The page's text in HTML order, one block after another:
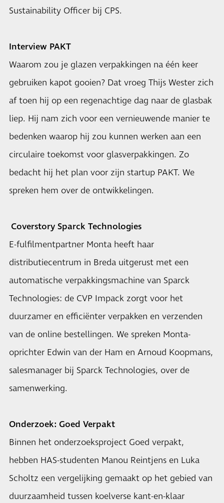
Sustainability Officer bij CPS.
Interview PAKT
Waarom zou je glazen verpakkingen na één keer
gebruiken kapot gooien? Dat vroeg Thijs Wester zich
af toen hij op een regenachtige dag naar de glasbak
liep. Hij nam zich voor een vernieuwende manier te
bedenken waarop hij zou kunnen werken aan een
circulaire toekomst voor glasverpakkingen. Zo
bedacht hij het plan voor zijn startup PAKT. We
spreken hem over de ontwikkelingen.
Coverstory Sparck Technologies
E-fulfilmentpartner Monta heeft haar
distributiecentrum in Breda uitgerust met een
automatische verpakkingsmachine van Sparck
Technologies: de CVP Impack zorgt voor het
duurzamer en efficiënter verpakken en verzenden
van de online bestellingen. We spreken Monta-
oprichter Edwin van der Ham en Arnoud Koopmans,
salesmanager bij Sparck Technologies, over de
samenwerking.
Onderzoek: Goed Verpakt
Binnen het onderzoeksproject Goed verpakt,
hebben HAS-studenten Manou Reintjens en Luka
Scholtz een vergelijking gemaakt op het gebied van
duurzaamheid tussen koelverse kant-en-klaar